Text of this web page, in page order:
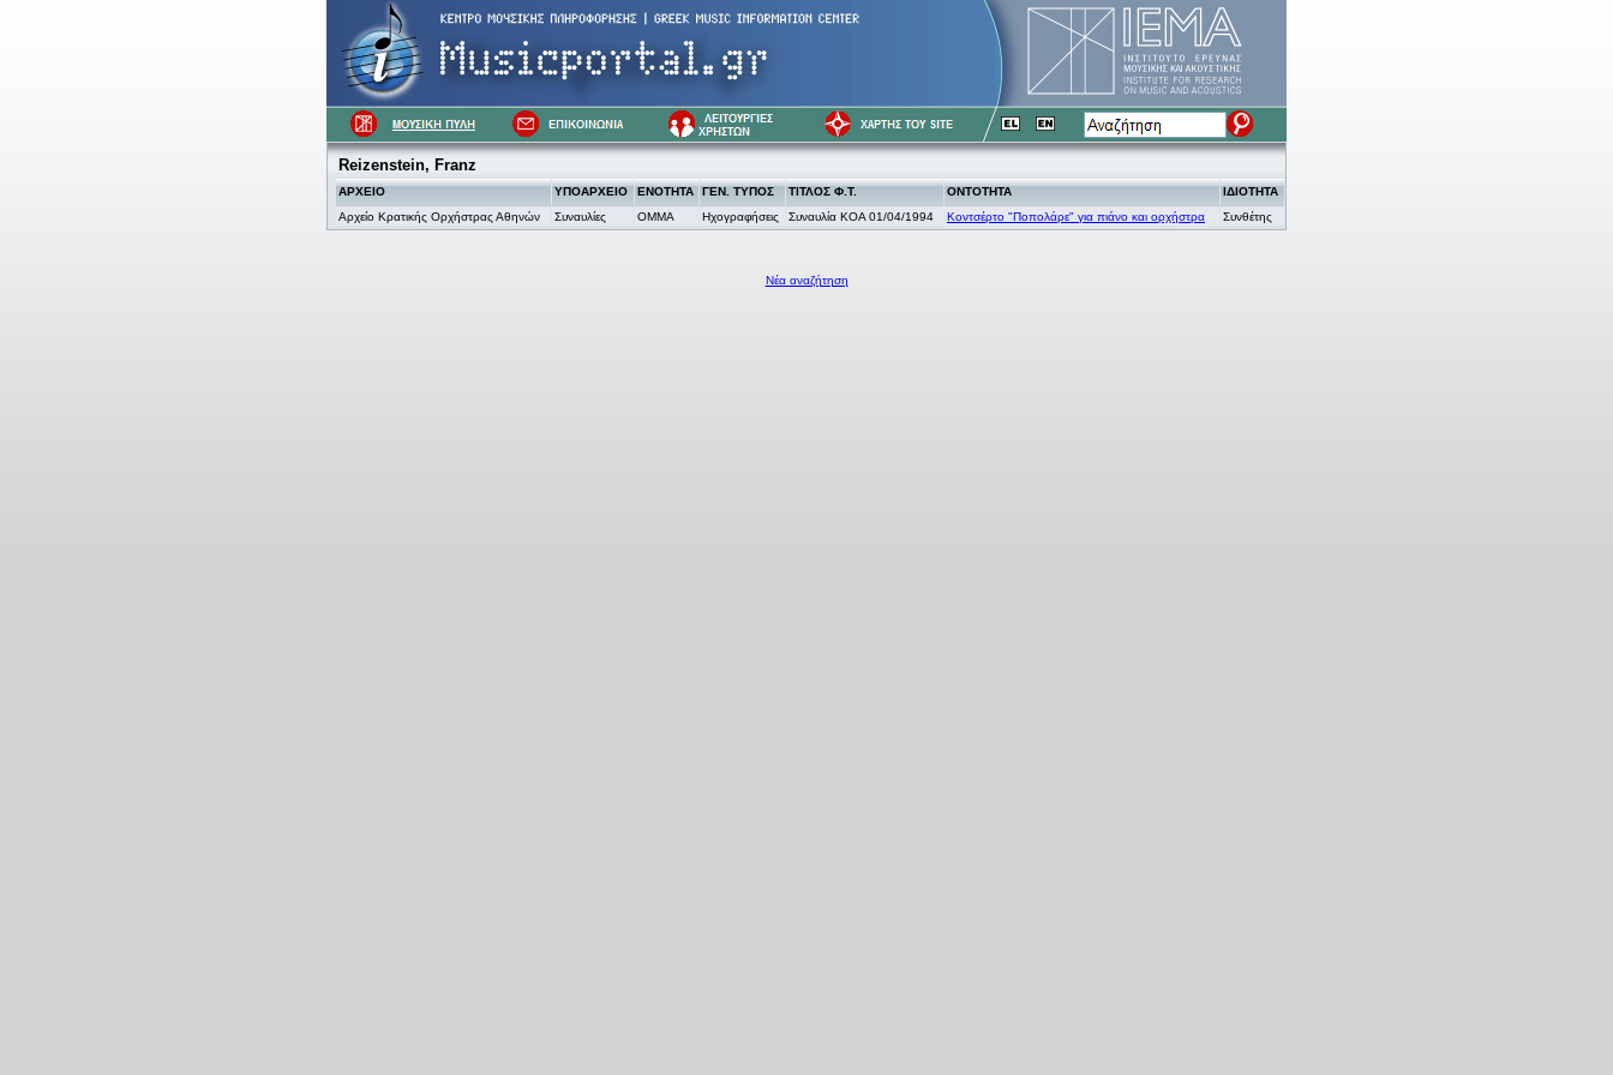
Reizenstein, Franz
ΑΡΧΕΙΟ ΥΠΟΑΡΧΕΙΟ ΕΝΟΤΗΤΑ ΓΕΝ. ΤΥΠΟΣ ΤΙΤΛΟΣ Φ.Τ. ΟΝΤΟΤΗΤΑ
ΙΔΙΟΤΗΤΑ
Αρχείο Κρατικής Ορχήστρας Αθηνών
Συναυλίες OMMA Ηχογραφήσεις Συναυλία ΚΟΑ 01/04/1994 Κοντσέρτο "Ποπολάρε" για πιάνο και ορχήστρα Συνθέτης
Νέα αναζήτηση